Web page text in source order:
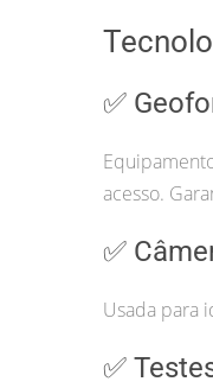
✅
acesso.
✅
Usada para
✅